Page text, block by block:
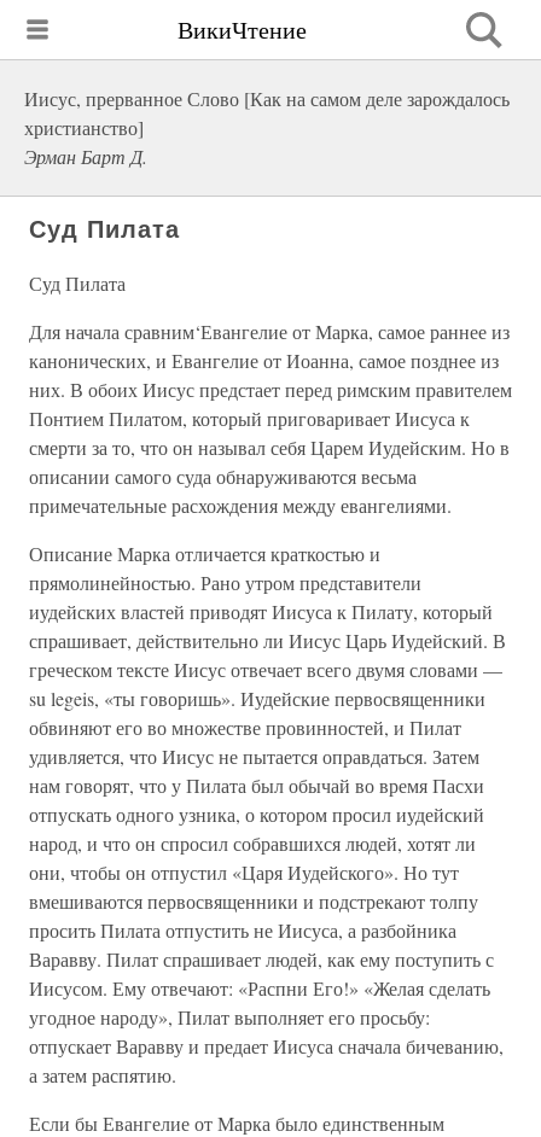
ВикиЧтение
Иисус, прерванное Слово [Как на самом деле зарождалось
христианство]
Эрман Барт Д.
Суд Пилата
Суд Пилата
Для начала сравним‘Евангелие от Марка, самое раннее из
канонических, и Евангелие от Иоанна, самое позднее из
них. В обоих Иисус предстает перед римским правителем
Понтием Пилатом, который приговаривает Иисуса к
смерти за то, что он называл себя Царем Иудейским. Но в
описании самого суда обнаруживаются весьма
примечательные расхождения между евангелиями.
Описание Марка отличается краткостью и
прямолинейностью. Рано утром представители
иудейских властей приводят Иисуса к Пилату, который
спрашивает, действительно ли Иисус Царь Иудейский. В
греческом тексте Иисус отвечает всего двумя словами —
su legeis, «ты говоришь». Иудейские первосвященники
обвиняют его во множестве провинностей, и Пилат
удивляется, что Иисус не пытается оправдаться. Затем
нам говорят, что у Пилата был обычай во время Пасхи
отпускать одного узника, о котором просил иудейский
народ, и что он спросил собравшихся людей, хотят ли
они, чтобы он отпустил «Царя Иудейского». Но тут
вмешиваются первосвященники и подстрекают толпу
просить Пилата отпустить не Иисуса, а разбойника
Варавву. Пилат спрашивает людей, как ему поступить с
Иисусом. Ему отвечают: «Распни Его!» «Желая сделать
угодное народу», Пилат выполняет его просьбу:
отпускает Варавву и предает Иисуса сначала бичеванию,
а затем распятию.
Если бы Евангелие от Марка было единственным